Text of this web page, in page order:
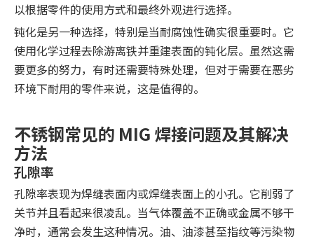
以根据零件的使用方式和最终外观进行选择。
钝化是另一种选择，特别是当耐腐蚀性确实很重要时。它
使用化学过程去除游离铁并重建表面的钝化层。虽然这需
要更多的努力，有时还需要特殊处理，但对于需要在恶劣
环境下耐用的零件来说，这是值得的。
不锈钢常见的 MIG 焊接问题及其解决
方法
孔隙率
孔隙率表现为焊缝表面内或焊缝表面上的小孔。它削弱了
关节并且看起来很凌乱。当气体覆盖不正确或金属不够干
净时，通常会发生这种情况。油、油漆甚至指纹等污染物